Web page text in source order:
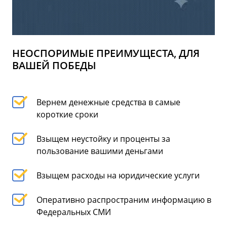
НЕОСПОРИМЫЕ ПРЕИМУЩЕСТА, ДЛЯ
ВАШЕЙ ПОБЕДЫ
Вернем денежные средства в самые
короткие сроки
Взыщем неустойку и проценты за
пользование вашими деньгами
Взыщем расходы на юридические услуги
Оперативно распространим информацию в
Федеральных СМИ